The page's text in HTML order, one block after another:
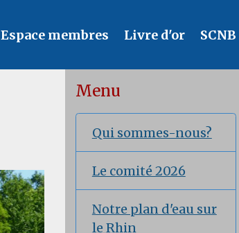
Espace membres Livre d'or SCNB
Menu
Qui sommes-nous?
Le comité 2026
Notre plan d'eau sur
le Rhin